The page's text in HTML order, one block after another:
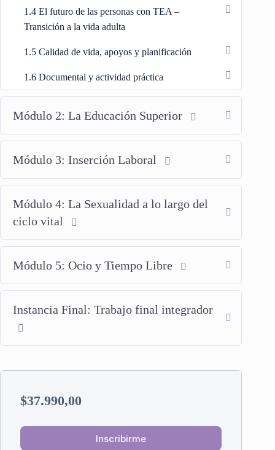
1.4 El futuro de las personas con TEA –
Transición a la vida adulta
1.5 Calidad de vida, apoyos y planificación
1.6 Documental y actividad práctica
Módulo 2: La Educación Superior
Módulo 3: Inserción Laboral
Módulo 4: La Sexualidad a lo largo del
ciclo vital
Módulo 5: Ocio y Tiempo Libre
Instancia Final: Trabajo final integrador
$37.990,00
Inscribirme